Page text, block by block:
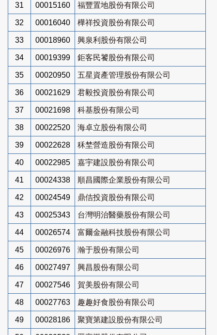
31 00015160 福豐置地股份有限公司
32 00016040 樺祥投資股份有限公司
33 00018960 興泉利股份有限公司
34 00019399 鉅客民饕股份有限公司
35 00020950 五星資產管理股份有限公司
36 00021629 君毅投資股份有限公司
37 00021698 科基股份有限公司
38 00022520 海卓立股份有限公司
39 00022628 秝埜營造股份有限公司
40 00022985 嘉宇建設股份有限公司
41 00024338 順昌國際企業股份有限公司
42 00024549 鼎佶投資股份有限公司
43 00025343 台灣明治醫藥股份有限公司
44 00026574 富爾金融科技股份有限公司
45 00026976 瀚于股份有限公司
46 00027497 興昌股份有限公司
47 00027546 賀美股份有限公司
48 00027763 趣趣好食股份有限公司
49 00028186 聚寶第建設股份有限公司